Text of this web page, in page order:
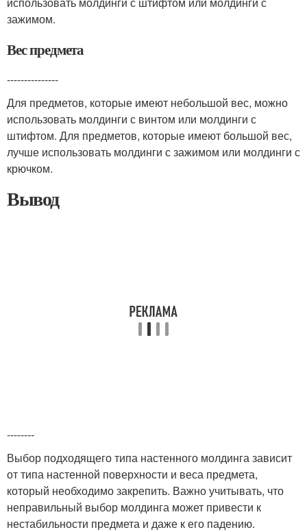
зажимом.
Вес предмета
---------------
Для предметов, которые имеют небольшой вес, можно
использовать молдинги с винтом или молдинги с
штифтом. Для предметов, которые имеют большой вес,
лучше использовать молдинги с зажимом или молдинги с
крючком.
Вывод
--------
Выбор подходящего типа настенного молдинга зависит
от типа настенной поверхности и веса предмета,
который необходимо закрепить. Важно учитывать, что
неправильный выбор молдинга может привести к
нестабильности предмета и даже к его падению.